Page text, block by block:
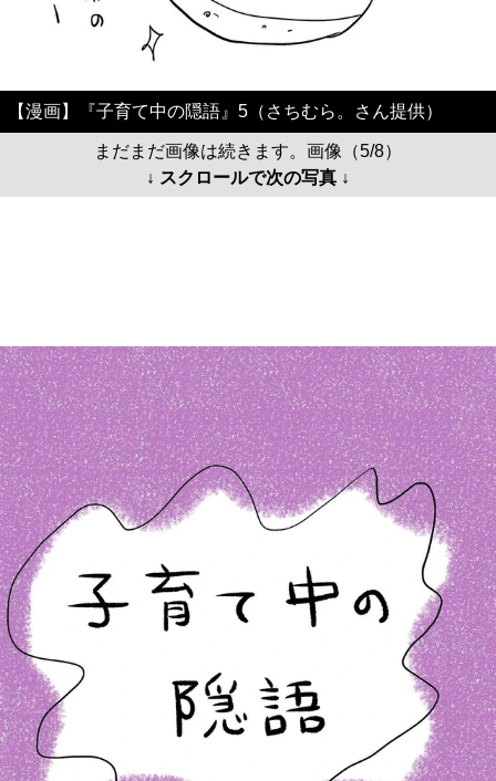
【漫画】『子育て中の隠語』5（さちむら。さん提供）
まだまだ画像は続きます。画像（5/8）
↓ スクロールで次の写真 ↓